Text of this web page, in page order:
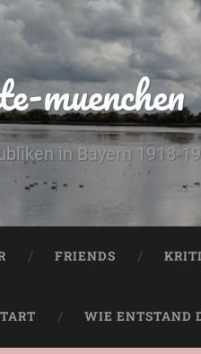
muenchen
in Bayern 1918-
FRIENDS
WIE ENTSTAND